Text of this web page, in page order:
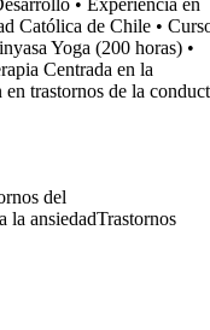
• Experiencia en
Católica de Chile •
Yoga (200 horas) •
Centrada en la
trastornos de la
del
la ansiedadTrastornos